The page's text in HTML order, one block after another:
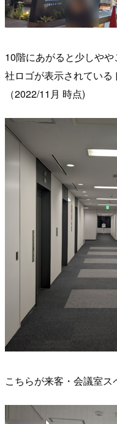
10階にあがると少しや
社ロゴが表示されている
（2022/11月 時点)
こちらが来客・会議室ス